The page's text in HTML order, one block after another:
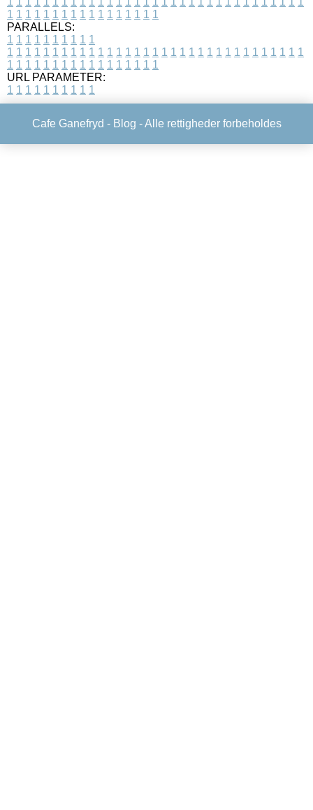
1 1 1 1 1 1 1 1 1 1 1 1 1 1 1 1 1
PARALLELS:
1 1 1 1 1 1 1 1 1 1
1 1 1 1 1 1 1 1 1 1 1 1 1 1 1 1 1 1 1 1 1 1 1 1 1 1 1 1 1 1 1 1 1
1 1 1 1 1 1 1 1 1 1 1 1 1 1 1 1 1
URL PARAMETER:
1 1 1 1 1 1 1 1 1 1
Cafe Ganefryd - Blog - Alle rettigheder forbeholdes